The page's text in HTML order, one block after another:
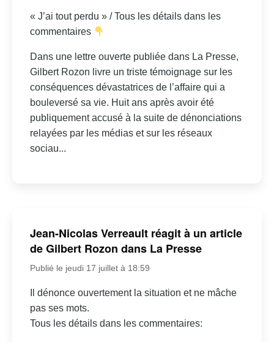
« J’ai tout perdu » / Tous les détails dans les
commentaires
Dans une lettre ouverte publiée dans La Presse,
Gilbert Rozon livre un triste témoignage sur les
conséquences dévastatrices de l’affaire qui a
bouleversé sa vie. Huit ans après avoir été
publiquement accusé à la suite de dénonciations
relayées par les médias et sur les réseaux
sociau...
Jean-Nicolas Verreault réagit à un article
de Gilbert Rozon dans La Presse
Publié le jeudi 17 juillet à 18:59
Il dénonce ouvertement la situation et ne mâche
pas ses mots.
Tous les détails dans les commentaires: